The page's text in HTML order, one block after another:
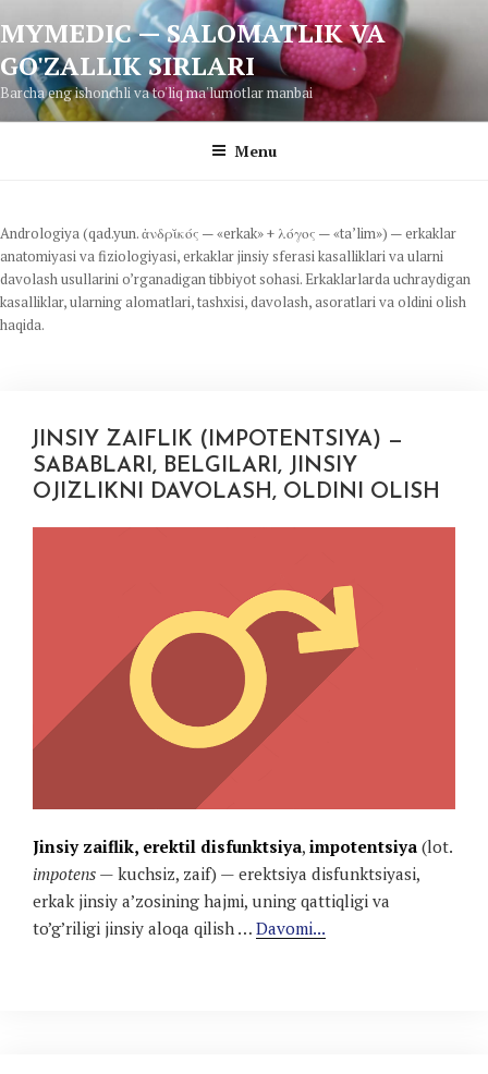
to
content
MYMEDIC — SALOMATLIK VA
GO'ZALLIK SIRLARI
Barcha eng ishonchli va to'liq ma'lumotlar manbai
Menu
Andrologiya (qad.yun. ἀνδρῐκός — «erkak» + λόγος — «ta’lim») — erkaklar
anatomiyasi va fiziologiyasi, erkaklar jinsiy sferasi kasalliklari va ularni
davolash usullarini o’rganadigan tibbiyot sohasi. Erkaklarlarda uchraydigan
kasalliklar, ularning alomatlari, tashxisi, davolash, asoratlari va oldini olish
haqida.
JINSIY ZAIFLIK (IMPOTENTSIYA) —
SABABLARI, BELGILARI, JINSIY
OJIZLIKNI DAVOLASH, OLDINI OLISH
Jinsiy zaiflik, erektil disfunktsiya, impotentsiya (lot.
impotens — kuchsiz, zaif) — erektsiya disfunktsiyasi,
erkak jinsiy a’zosining hajmi, uning qattiqligi va
to’g’riligi jinsiy aloqa qilish … Davomi...